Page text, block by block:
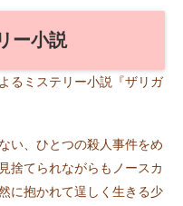
ー小説
るミステリー小説『ザリガ
い、ひとつの殺人事件をめ
捨てられながらもノースカ
に抱かれて逞しく生きる少